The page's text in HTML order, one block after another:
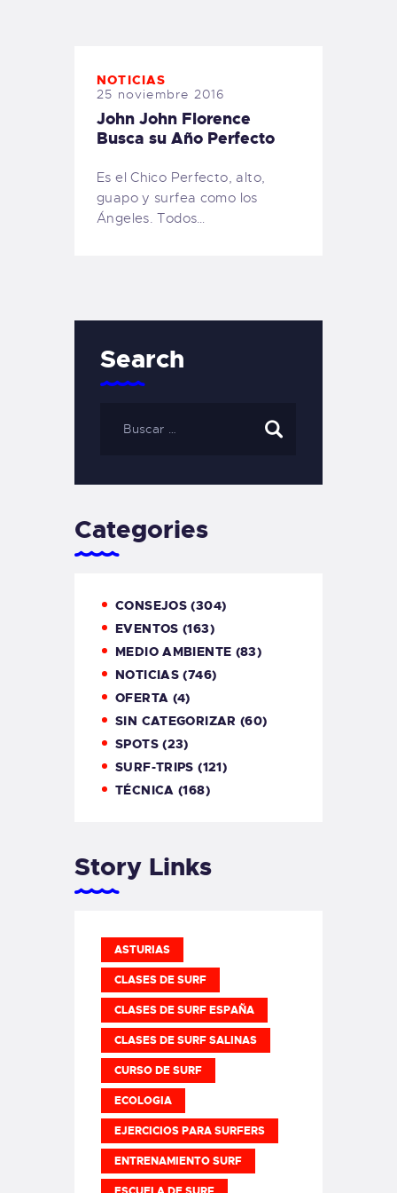
NOTICIAS
25 noviembre 2016
John John Florence
Busca su Año Perfecto
Es el Chico Perfecto, alto,
guapo y surfea como los
Ángeles. Todos…
Search
Categories
CONSEJOS (304)
EVENTOS (163)
MEDIO AMBIENTE (83)
NOTICIAS (746)
OFERTA (4)
SIN CATEGORIZAR (60)
SPOTS(23)
SURF-TRIPS (121)
TÉCNICA (168)
Story Links
ASTURIAS
CLASES DE SURF
CLASES DE SURF ESPAÑA
CLASES DE SURF SALINAS
CURSO DE SURF
ECOLOGIA
EJERCICIOS PARA SURFERS
ENTRENAMIENTO SURF